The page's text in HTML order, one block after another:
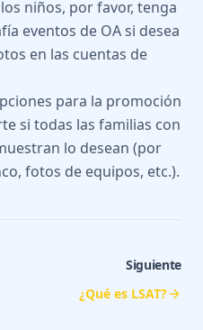
niños, por favor, tenga
eventos de OA si desea
en las cuentas de
para la promoción
si todas las familias con
lo desean (por
fotos de equipos, etc.).
Siguiente
¿Qué es LSAT?